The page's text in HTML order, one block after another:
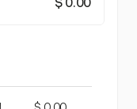
$ 0.00